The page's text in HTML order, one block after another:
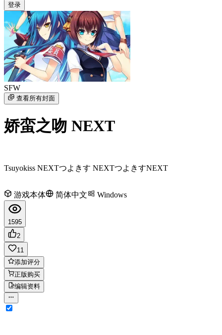
登录
SFW
查看所有封面
娇蛮之吻 NEXT
Tsuyokiss NEXTつよきす NEXTつよきすNEXT
游戏本体 简体中文 Windows
1595
2
11
添加评分
正版购买
编辑资料